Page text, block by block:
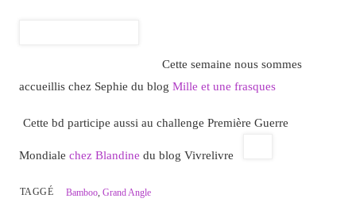
Cette semaine nous sommes
accueillis chez Sephie du blog Mille et une frasques
Cette bd participe aussi au challenge Première Guerre
Mondiale chez Blandine du blog Vivrelivre
TAGGÉ Bamboo ,Grand Angle